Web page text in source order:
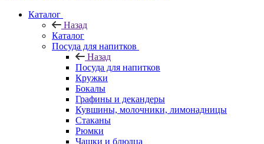
Каталог
Назад
Каталог
Посуда для напитков
Назад
Посуда для напитков
Кружки
Бокалы
Графины и декандеры
Кувшины, молочники, лимонадницы
Стаканы
Рюмки
Чашки и блюдца